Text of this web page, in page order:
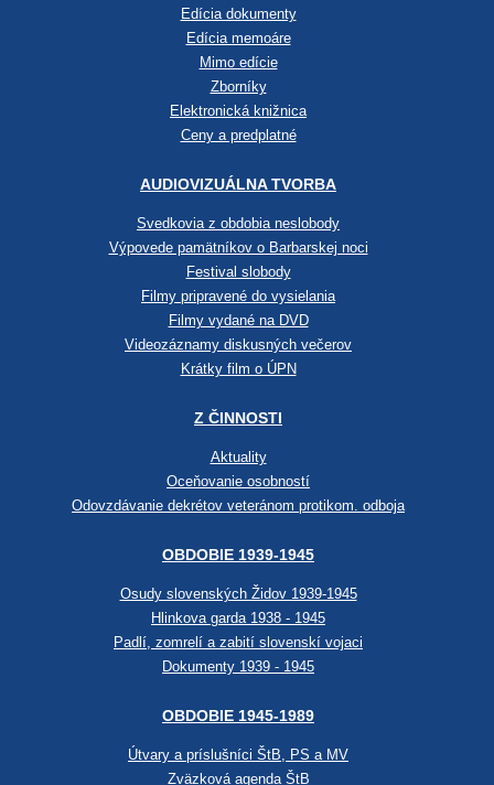
Edícia dokumenty
Edícia memoáre
Mimo edície
Zborníky
Elektronická knižnica
Ceny a predplatné
AUDIOVIZUÁLNA TVORBA
Svedkovia z obdobia neslobody
Výpovede pamätníkov o Barbarskej noci
Festival slobody
Filmy pripravené do vysielania
Filmy vydané na DVD
Videozáznamy diskusných večerov
Krátky film o ÚPN
Z ČINNOSTI
Aktuality
Oceňovanie osobností
Odovzdávanie dekrétov veteránom protikom. odboja
OBDOBIE 1939-1945
Osudy slovenských Židov 1939-1945
Hlinkova garda 1938 - 1945
Padlí, zomrelí a zabití slovenskí vojaci
Dokumenty 1939 - 1945
OBDOBIE 1945-1989
Útvary a príslušníci ŠtB, PS a MV
Zväzková agenda ŠtB